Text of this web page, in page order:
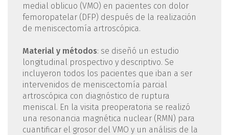
medial oblicuo (VMO) en pacientes con dolor
femoropatelar (DFP) después de la realización
de meniscectomía artroscópica.
Material y métodos: se diseñó un estudio
longitudinal prospectivo y descriptivo. Se
incluyeron todos los pacientes que iban a ser
intervenidos de meniscectomía parcial
artroscópica con diagnóstico de ruptura
meniscal. En la visita preoperatoria se realizó
una resonancia magnética nuclear (RMN) para
cuantificar el grosor del VMO y un análisis de la